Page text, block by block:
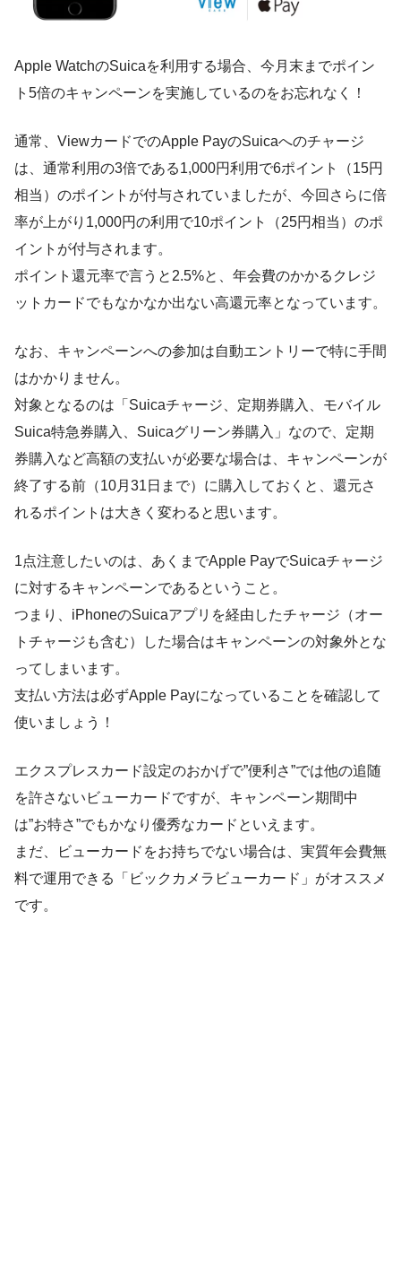
Apple WatchのSuicaを利用する場合、今月末までポイン
ト5倍のキャンペーンを実施しているのをお忘れなく！
通常、ViewカードでのApple PayのSuicaへのチャージ
は、通常利用の3倍である1,000円利用で6ポイント（15円
相当） のポイントが付与されていましたが、今回さらに倍
率が上がり 1,000円の利用で10ポイント（25円相当） のポ
イントが付与されます。
ポイント還元率で言うと2.5%と、 年会費のかかるクレジ
ットカードでもなかなか出ない高還元率となっています。
なお、キャンペーンへの参加は自動エントリーで特に手間
はかかりません。
対象となるのは「Suicaチャージ、定期券購入、モバイル
Suica特急券購入、Suicaグリーン券購入」なので、定期
券購入など高額の支払いが必要な場合は、キャンペーンが
終了する前（10月31日まで）に購入しておくと、還元さ
れるポイントは大きく変わると思います。
1点注意したいのは、あくまでApple PayでSuicaチャージ
に対するキャンペーンであるということ。
つまり、iPhoneのSuicaアプリを経由したチャージ（オー
トチャージも含む）した場合はキャンペーンの対象外とな
ってしまいます。
支払い方法は必ずApple Payになっていることを確認して
使いましょう！
エクスプレスカード設定のおかげで”便利さ”では他の追随
を許さないビューカードですが、キャンペーン期間中
は”お特さ”でもかなり優秀なカードといえます。
まだ、ビューカードをお持ちでない場合は、実質年会費無
料で運用できる「ビックカメラビューカード」がオススメ
です。